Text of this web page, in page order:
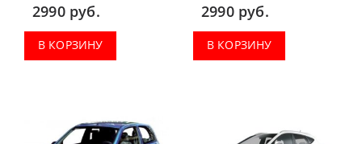
приобрести в
комплектации:
водительский коврик,
2990 руб.
В КОРЗИНУ
приобрести в
комплектации:
водительский коврик,
2990 руб.
В КОРЗИНУ